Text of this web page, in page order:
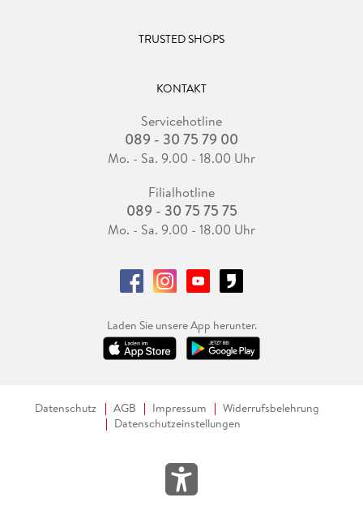
TRUSTED SHOPS
KONTAKT
Servicehotline
089 - 30 75 79 00
Mo. - Sa. 9.00 - 18.00 Uhr
Filialhotline
089 - 30 75 75 75
Mo. - Sa. 9.00 - 18.00 Uhr
Laden Sie unsere App herunter.
Datenschutz AGB Impressum
Widerrufsbelehrung
Datenschutzeinstellungen